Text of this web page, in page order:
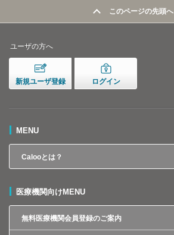
このページの先頭へ
ユーザの方へ
新規ユーザ登録 ログイン
MENU
Calooとは？
医療機関向けMENU
無料医療機関会員登録のご案内